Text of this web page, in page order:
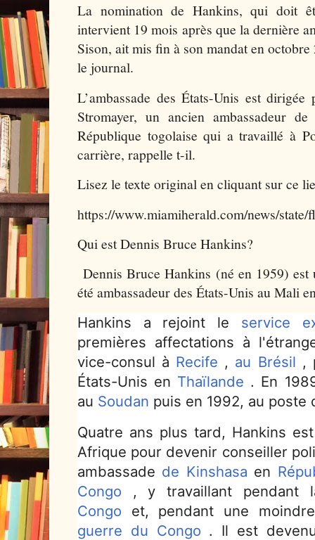
La nomination de Hankins, qui doit
intervient 19 mois après que la dernière
Sison, ait mis fin à son mandat en
le journal.
L’ambassade des États-Unis est
Stromayer, un ancien ambassadeur
République togolaise qui a travaillé à
carrière, rappelle t-il.
Lisez le texte original en cliquant sur ce
https://www.miamiherald.com/news/
Qui est Dennis Bruce Hankins?
Dennis Bruce Hankins (né en 1959)
été ambassadeur des États-Unis au Mali
Hankins a rejoint le service
premières affectations à
vice-consul à Recife , au Brésil ,
États-Unis en Thaïlande . En
au Soudan puis en 1992, au
Quatre ans plus tard, Hankins
Afrique pour devenir conseiller
ambassade de Kinshasa en
Congo , y travaillant
Congo et, pendant une
guerre du Congo . Il est